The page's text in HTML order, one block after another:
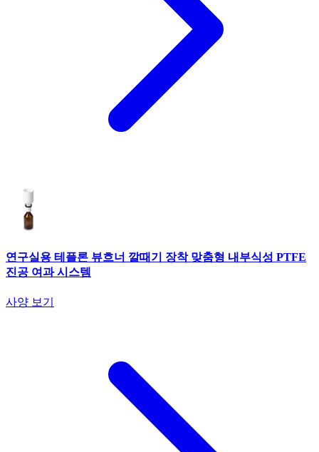
연구실용 테플론 뷰흐너 깔때기 장착 맞춤형 내부식성 PTFE
진공 여과 시스템
사양 보기